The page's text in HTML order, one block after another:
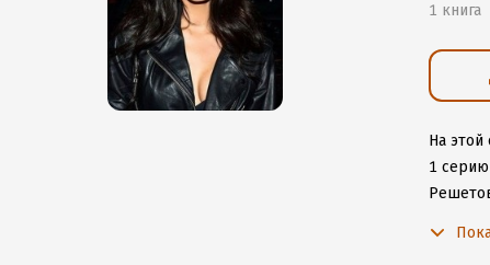
1 книга
На этой
1 серию